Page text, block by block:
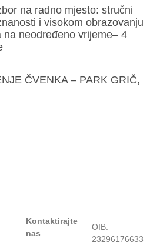
na radno mjesto: stručni
i visokom obrazovanju
neodređeno vrijeme– 4
ČVENKA – PARK GRIČ,
Kontaktirajte
nas
OIB:
23296176633